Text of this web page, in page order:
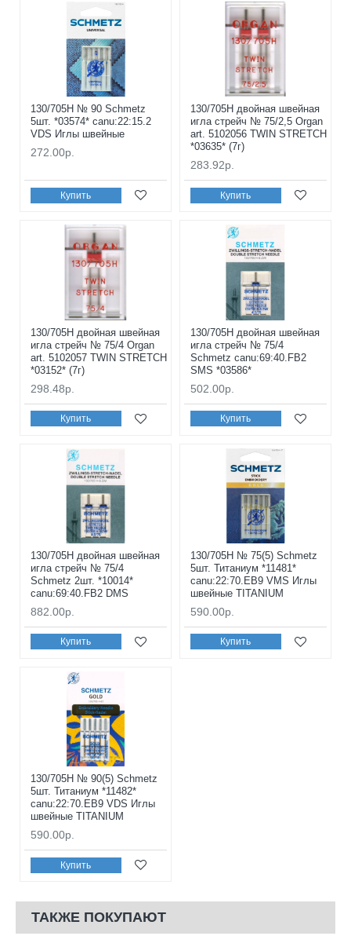
130/705H № 90 Schmetz
5шт. *03574* canu:22:15.2
VDS Иглы швейные
272.00р.
Купить
130/705H двойная швейная
игла стрейч № 75/2,5 Organ
art. 5102056 TWIN STRETCH
*03635* (7г)
283.92р.
Купить
130/705H двойная швейная
игла стрейч № 75/4 Organ
art. 5102057 TWIN STRETCH
*03152* (7г)
298.48р.
Купить
130/705H двойная швейная
игла стрейч № 75/4
Schmetz canu:69:40.FB2
SMS *03586*
502.00р.
Купить
130/705H двойная швейная
игла стрейч № 75/4
Schmetz 2шт. *10014*
canu:69:40.FB2 DMS
882.00р.
Купить
130/705H № 75(5) Schmetz
5шт. Титаниум *11481*
canu:22:70.EB9 VMS Иглы
швейные TITANIUM
590.00р.
Купить
130/705H № 90(5) Schmetz
5шт. Титаниум *11482*
canu:22:70.EB9 VDS Иглы
швейные TITANIUM
590.00р.
Купить
ТАКЖЕ ПОКУПАЮТ